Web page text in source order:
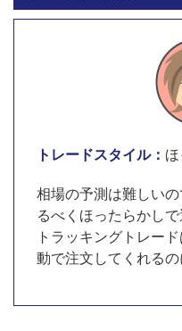
トレードスタイル：
相場の予測は難しい
るべくほったらかしで
トラッキングトレー
動で注文してくれるの